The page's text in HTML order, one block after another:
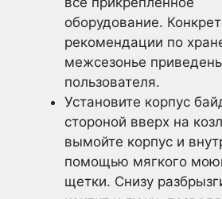
оборудование.
рекомендации по
межсезонье
пользователя.
Установите корпус
стороной вверх на
вымойте корпус и
помощью мягкого
щетки. Снизу